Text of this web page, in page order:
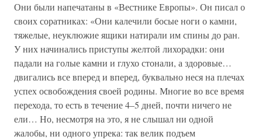
Они были напечатаны в «Вестнике Европы». Он писал о
своих соратниках: «Они калечили босые ноги о камни,
тяжелые, неуклюжие ящики натирали им спины до ран.
У них начинались приступы желтой лихорадки: они
падали на голые камни и глухо стонали, а здоровые…
двигались все вперед и вперед, буквально неся на плечах
успех освобождения своей родины. Многие во все время
перехода, то есть в течение 4–5 дней, почти ничего не
ели… Но, несмотря на это, я не слышал ни одной
жалобы, ни одного упрека: так велик подъем